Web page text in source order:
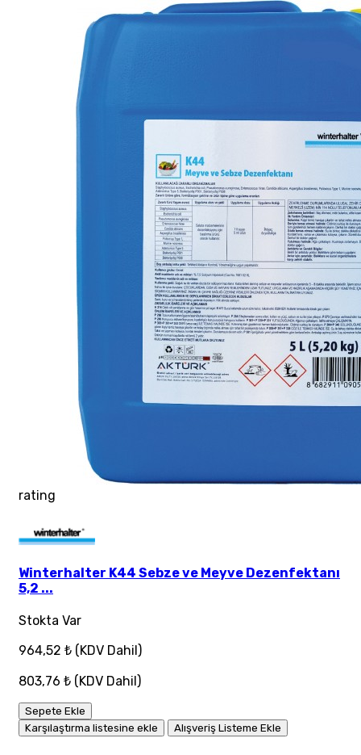
rating
Winterhalter K44 Sebze ve Meyve Dezenfektanı
5,2 ...
Stokta Var
964,52 ₺ (KDV Dahil)
803,76 ₺ (KDV Dahil)
Sepete Ekle
Karşılaştırma listesine ekle
Alışveriş Listeme Ekle